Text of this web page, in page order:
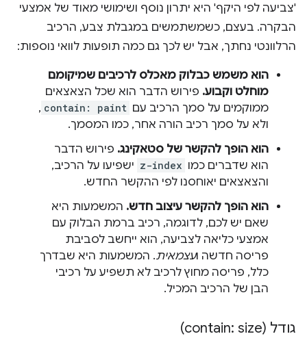
'צביעה לפי היקף' היא יתרון נוסף ושימושי מאוד של אמצעי
הבקרה. בעצם, כשמשתמשים במגבלת צבע, הרכיב
הרלוונטי נחתך, אבל יש לכך גם כמה תופעות לוואי נוספות:
הוא משמש כבלוק מאכלס לרכיבים שמיקומם
מוחלט וקבוע. פירוש הדבר הוא שכל הצאצאים
ממוקמים על סמך הרכיב עם contain: paint
,
ולא על סמך רכיב הורה אחר, כמו המסמך.
הוא הופך להקשר של סטאקינג. פירוש הדבר
הוא שדברים כמו z-index ישפיעו על הרכיב,
והצאצאים יאוחסנו לפי ההקשר החדש.
הוא הופך להקשר עיצוב חדש. המשמעות היא
שאם יש לכם, לדוגמה, רכיב ברמת הבלוק עם
אמצעי כליאה לצביעה, הוא ייחשב לסביבת
פריסה חדשה ועצמאית. המשמעות היא שבדרך
כלל, פריסה מחוץ לרכיב לא תשפיע על רכיבי
הבן של הרכיב המכיל.
גודל (contain: size)